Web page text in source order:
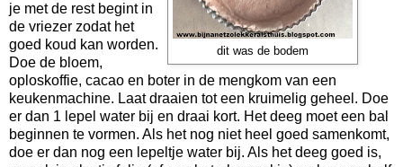
dit was de bodem
je met de rest begint in
de vriezer zodat het
goed koud kan worden.
Doe de bloem,
oploskoffie, cacao en boter in de mengkom van een
keukenmachine. Laat draaien tot een kruimelig geheel. Doe
er dan 1 lepel water bij en draai kort. Het deeg moet een bal
beginnen te vormen. Als het nog niet heel goed samenkomt,
doe er dan nog een lepeltje water bij. Als het deeg goed is,